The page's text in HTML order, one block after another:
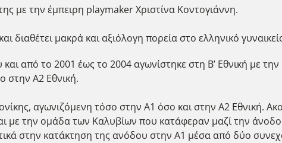
με την έμπειρη playmaker Χριστίνα Κοντογιάννη.
διαθέτει μακρά και αξιόλογη πορεία στο ελληνικό
από το 2001 έως το 2004 αγωνίστηκε στη Β’ Εθνική με
στην Α2 Εθνική.
αγωνιζόμενη τόσο στην Α1 όσο και στην Α2 Εθνική.
με την ομάδα των Καλυβίων που κατάφεραν μαζί την
στην κατάκτηση της ανόδου στην Α1 μέσα από δύο